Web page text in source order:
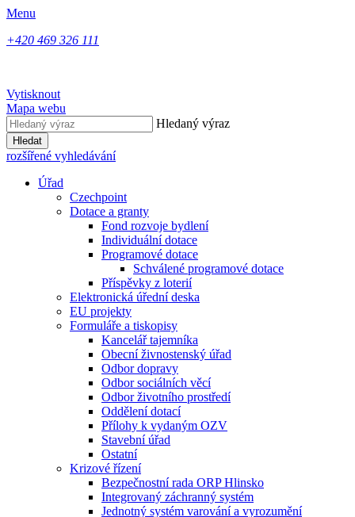
Menu
+420 469 326 111
Vytisknout
Mapa webu
Hledaný výraz
Hledat
rozšířené vyhledávání
Úřad
Czechpoint
Dotace a granty
Fond rozvoje bydlení
Individuální dotace
Programové dotace
Schválené programové dotace
Příspěvky z loterií
Elektronická úřední deska
EU projekty
Formuláře a tiskopisy
Kancelář tajemníka
Obecní živnostenský úřad
Odbor dopravy
Odbor sociálních věcí
Odbor životního prostředí
Oddělení dotací
Přílohy k vydaným OZV
Stavební úřad
Ostatní
Krizové řízení
Bezpečnostní rada ORP Hlinsko
Integrovaný záchranný systém
Jednotný systém varování a vyrozumění